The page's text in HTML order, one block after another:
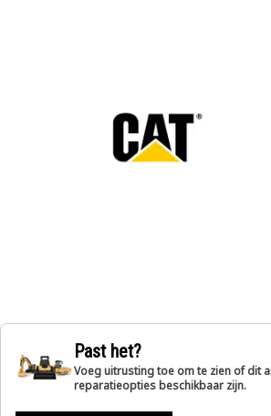
Past het?
Voeg uitrusting toe om te zien of dit
reparatieopties beschikbaar zijn.